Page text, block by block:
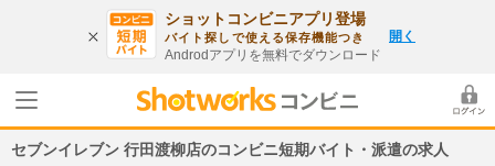
ショットコンビニアプリ登場
バイト探しで使える保存機能つき
Androdアプリを無料でダウンロード
開く
セブンイレブン 行田渡柳店のコンビニ短期バイト・派遣の求人